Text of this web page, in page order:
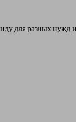
для разных нужд и